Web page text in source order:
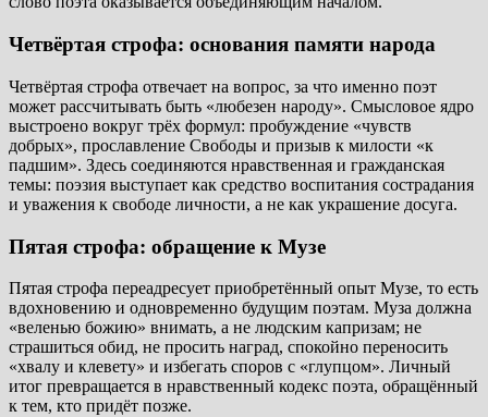
Четвёртая строфа: основания памяти народа
Четвёртая строфа отвечает на вопрос, за что именно поэт
может рассчитывать быть «любезен народу». Смысловое ядро
выстроено вокруг трёх формул: пробуждение «чувств
добрых», прославление Свободы и призыв к милости «к
падшим». Здесь соединяются нравственная и гражданская
темы: поэзия выступает как средство воспитания сострадания
и уважения к свободе личности, а не как украшение досуга.
Пятая строфа: обращение к Музе
Пятая строфа переадресует приобретённый опыт Музе, то есть
вдохновению и одновременно будущим поэтам. Муза должна
«веленью божию» внимать, а не людским капризам; не
страшиться обид, не просить наград, спокойно переносить
«хвалу и клевету» и избегать споров с «глупцом». Личный
итог превращается в нравственный кодекс поэта, обращённый
к тем, кто придёт позже.